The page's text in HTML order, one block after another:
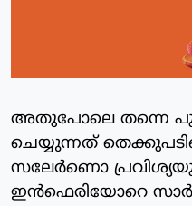
അതുപോലെ തന്നെ
ചെയ്യുന്നത്
സലേര്‍ണൊ
ഇന്‍ഫെരിയോറെ